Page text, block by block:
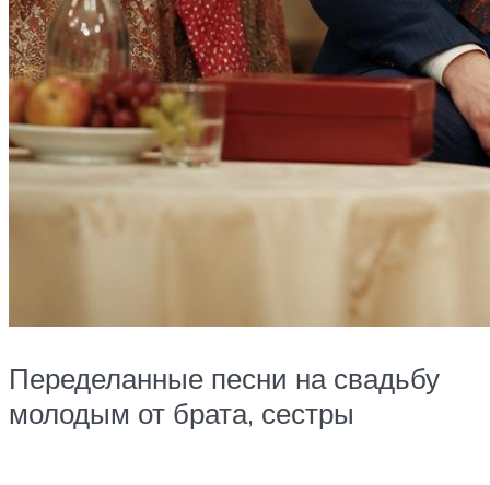
Переделанные песни на свадьбу
молодым от брата, сестры